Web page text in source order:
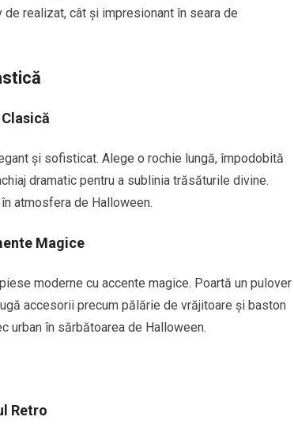
realizat, cât și impresionant în seara de
și sofisticat. Alege o rochie lungă, împodobită
dramatic pentru a sublinia trăsăturile divine.
atmosfera de Halloween.
Magice
moderne cu accente magice. Poartă un pulover
accesorii precum pălărie de vrăjitoare și baston
urban în sărbătoarea de Halloween.
Retro